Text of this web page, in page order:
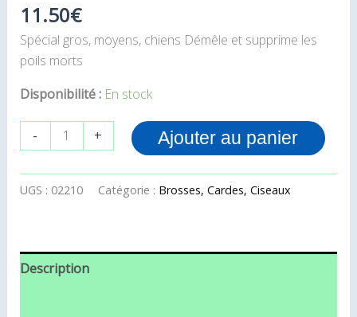
11.50€
Spécial gros, moyens, chiens Démêle et supprime les
poils morts
Disponibilité : En stock
- + Ajouter au panier
UGS : 02210 Catégorie : Brosses, Cardes, Ciseaux
Description